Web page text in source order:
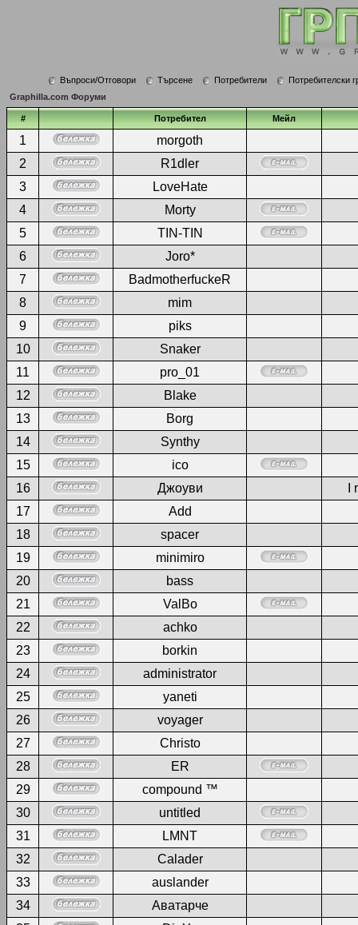
Въпроси/Отговори Търсене Потребители
Потребителски
Graphilla.com Форуми
# Потребител Мейл
1
morgoth
2
R1dler
3
LoveHate
4
Morty
5
TIN-TIN
6
Joro*
7
BadmotherfuckeR
8
mim
9
piks
10
Snaker
11
pro_01
12
Blake
13
Borg
14
Synthy
15
ico
16
Джоуви
17
Add
18
spacer
19
minimiro
20
bass
21
ValBo
22
achko
23
borkin
24
administrator
25
yaneti
26
voyager
27
Christo
28
ER
29
compound ™
30
untitled
31
LMNT
32
Calader
33
auslander
34
Аватарче